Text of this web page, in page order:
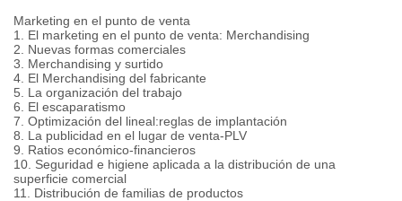
Marketing en el punto de venta
1. El marketing en el punto de venta: Merchandising
2. Nuevas formas comerciales
3. Merchandising y surtido
4. El Merchandising del fabricante
5. La organización del trabajo
6. El escaparatismo
7. Optimización del lineal:reglas de implantación
8. La publicidad en el lugar de venta-PLV
9. Ratios económico-financieros
10. Seguridad e higiene aplicada a la distribución de una
superficie comercial
11. Distribución de familias de productos